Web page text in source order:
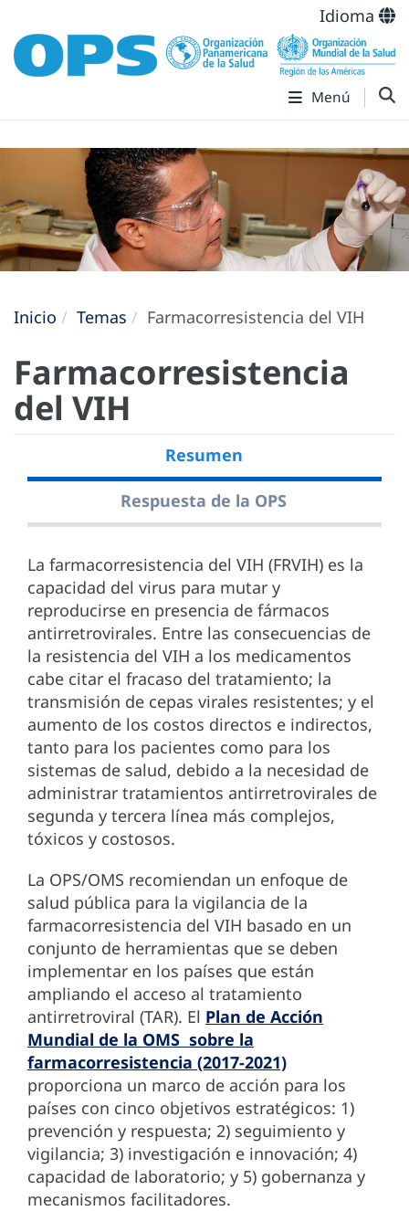
Idioma
Menú
Inicio Temas Farmacorresistencia del VIH
Farmacorresistencia
del VIH
Resumen
Respuesta de la OPS
La farmacorresistencia del VIH (FRVIH) es la
capacidad del virus para mutar y
reproducirse en presencia de fármacos
antirretrovirales. Entre las consecuencias de
la resistencia del VIH a los medicamentos
cabe citar el fracaso del tratamiento; la
transmisión de cepas virales resistentes; y el
aumento de los costos directos e indirectos,
tanto para los pacientes como para los
sistemas de salud, debido a la necesidad de
administrar tratamientos antirretrovirales de
segunda y tercera línea más complejos,
tóxicos y costosos.
La OPS/OMS recomiendan un enfoque de
salud pública para la vigilancia de la
farmacorresistencia del VIH basado en un
conjunto de herramientas que se deben
implementar en los países que están
ampliando el acceso al tratamiento
antirretroviral (TAR). El Plan de Acción
Mundial de la OMS sobre la
farmacorresistencia (2017-2021)
proporciona un marco de acción para los
países con cinco objetivos estratégicos: 1)
prevención y respuesta; 2) seguimiento y
vigilancia; 3) investigación e innovación; 4)
capacidad de laboratorio; y 5) gobernanza y
mecanismos facilitadores.